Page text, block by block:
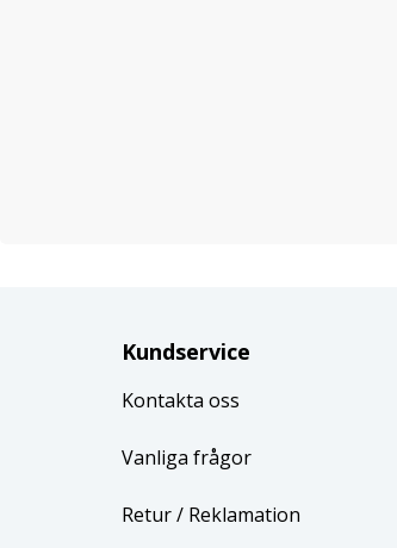
Kundservice
Kontakta oss
Vanliga frågor
Retur/ Reklamation